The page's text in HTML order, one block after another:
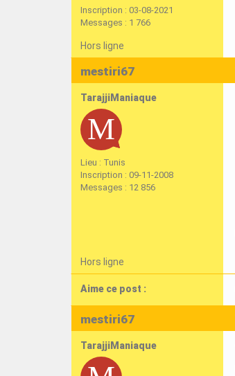
Inscription : 03-08-2021
Messages : 1 766
Hors ligne
mestiri67
TarajjiManiaque
Lieu : Tunis
Inscription : 09-11-2008
Messages : 12 856
Hors ligne
Aime ce post :
mestiri67
TarajjiManiaque